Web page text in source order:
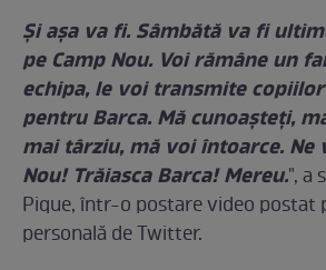
Și așa va fi. Sâmbătă va fi
pe Camp Nou. Voi rămâne un
echipa, le voi transmite
pentru Barca. Mă cunoașteți,
mai târziu, mă voi întoarce. Ne
Nou! Trăiasca Barca! Mereu.", a
Pique, într-o postare video postat
personală de Twitter.